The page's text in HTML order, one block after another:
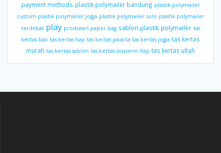
payment methods plastik polymailer bandung plastik polymailer
custom plastik polymailer jogja plastik polymailer solo plastik polymailer
terdekat play produsen paper bag sablon plastik polymailer tas
kertas bali tas kertas haji tas kertas jakarta tas kertas jogja tas kertas
murah tas kertas sablon tas kertas souvenir haji tas kertas ultah